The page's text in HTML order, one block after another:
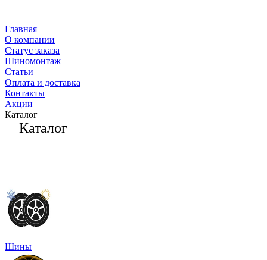
Главная
О компании
Статус заказа
Шиномонтаж
Статьи
Оплата и доставка
Контакты
Акции
Каталог
Каталог
Шины